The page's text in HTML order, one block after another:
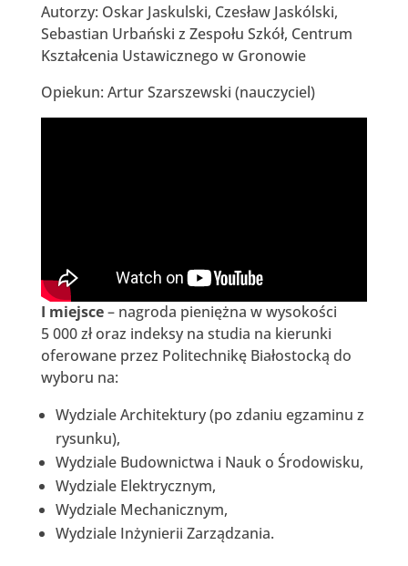
Autorzy: Oskar Jaskulski, Czesław Jaskólski,
Sebastian Urbański z Zespołu Szkół, Centrum
Kształcenia Ustawicznego w Gronowie
Opiekun: Artur Szarszewski (nauczyciel)
I miejsce– nagroda pieniężna w wysokości
5 000 zł oraz indeksy na studia na kierunki
oferowane przez Politechnikę Białostocką do
wyboru na:
Wydziale Architektury (po zdaniu egzaminu z
rysunku),
Wydziale Budownictwa i Nauk o Środowisku,
Wydziale Elektrycznym,
Wydziale Mechanicznym,
Wydziale Inżynierii Zarządzania.